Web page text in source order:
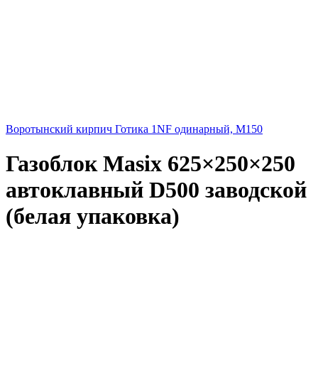
Воротынский кирпич Готика 1NF одинарный, М150
Газоблок Masix 625×250×250
автоклавный D500 заводской
(белая упаковка)